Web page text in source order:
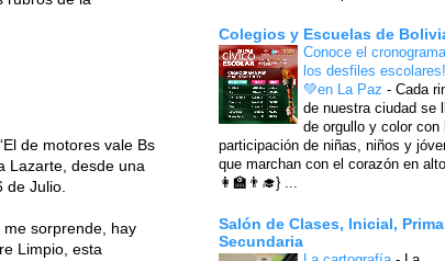
de motores vale Bs
Lazarte, desde una
Julio.
me sorprende, hay
Limpio, esta
Colegios y Escuelas de
Conoce el
los desfiles
💚en La Paz - Cada
de nuestra ciudad se
de orgullo y color con
participación de niñas, niños y
que marchan con el corazón en
👩‍🏫👨‍🎓} ...
Salón de Clases, Inicial,
Secundaria